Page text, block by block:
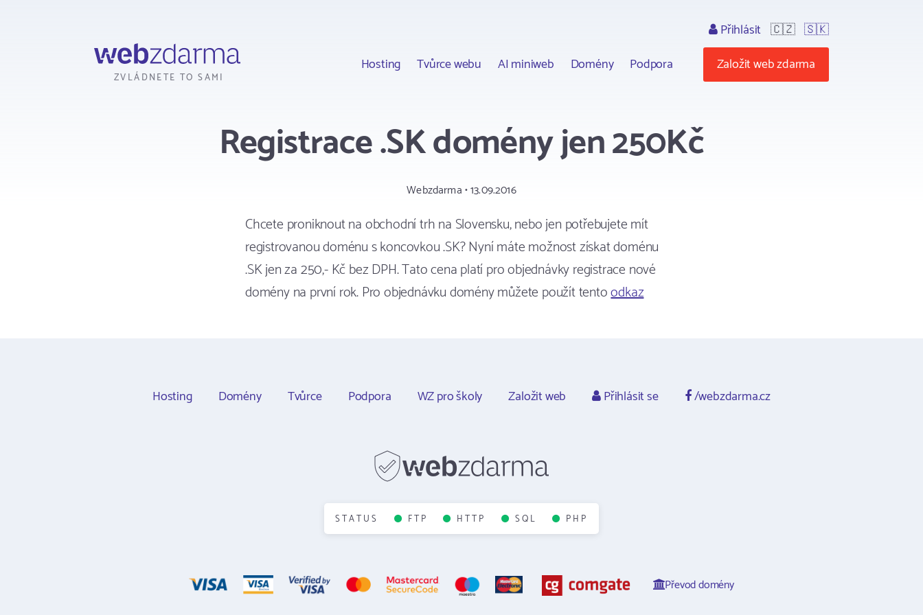
ZVLÁDNETE TO SAMI
Hosting Tvůrce webu AI miniweb Domény Podpora
Přihlásit 🇨🇿 🇸🇰
Založit web zdarma
Registrace .SK domény jen 250Kč
Webzdarma • 13.09.2016
Chcete proniknout na obchodní trh na Slovensku, nebo jen potřebujete mít
registrovanou doménu s koncovkou .SK? Nyní máte možnost získat doménu
.SK jen za 250,- Kč bez DPH. Tato cena platí pro objednávky registrace nové
domény na první rok. Pro objednávku domény můžete použít tentoodkaz
Hosting Domény Tvůrce Podpora WZ pro školy Založit web Přihlásit se /webzdarma.cz
STATUS FTP HTTP SQL PHP
Převod domény